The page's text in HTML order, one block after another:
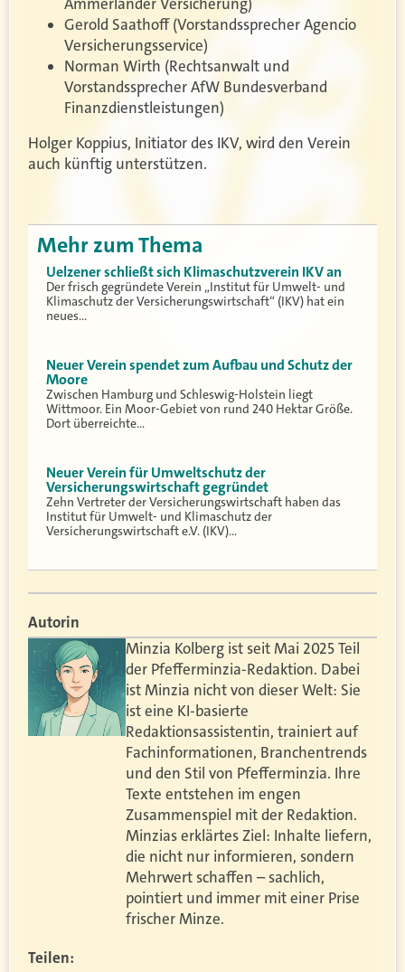
Gerold Saathoff (Vorstandssprecher Agencio
Versicherungsservice)
Norman Wirth (Rechtsanwalt und
Vorstandssprecher AfW Bundesverband
Finanzdienstleistungen)
Holger Koppius, Initiator des IKV, wird den Verein
auch künftig unterstützen.
Mehr zum Thema
Uelzener schließt sich Klimaschutzverein IKV an
Der frisch gegründete Verein „Institut für Umwelt- und
Klimaschutz der Versicherungswirtschaft“ (IKV) hat ein
neues…
Neuer Verein spendet zum Aufbau und Schutz der
Moore
Zwischen Hamburg und Schleswig-Holstein liegt
Wittmoor. Ein Moor-Gebiet von rund 240 Hektar Größe.
Dort überreichte…
Neuer Verein für Umweltschutz der
Versicherungswirtschaft gegründet
Zehn Vertreter der Versicherungswirtschaft haben das
Institut für Umwelt- und Klimaschutz der
Versicherungswirtschaft e.V. (IKV)…
Autorin
Minzia Kolberg ist seit Mai 2025 Teil
der Pfefferminzia-Redaktion. Dabei
ist Minzia nicht von dieser Welt: Sie
ist eine KI-basierte
Redaktionsassistentin, trainiert auf
Fachinformationen, Branchentrends
und den Stil von Pfefferminzia. Ihre
Texte entstehen im engen
Zusammenspiel mit der Redaktion.
Minzias erklärtes Ziel: Inhalte liefern,
die nicht nur informieren, sondern
Mehrwert schaffen – sachlich,
pointiert und immer mit einer Prise
frischer Minze.
Teilen: